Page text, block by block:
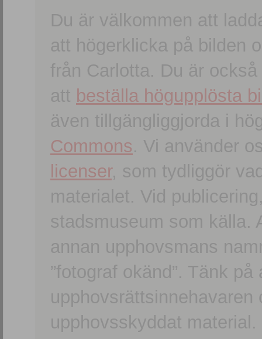
Du är välkommen att
att högerklicka på bilden
från Carlotta. Du är
att beställa högupplösta
även tillgängliggjorda i
Commons. Vi använder
licenser, som tydliggör
materialet. Vid
stadsmuseum som källa.
annan upphovsmans
”fotograf okänd”. Tänk
upphovsskyddat material.